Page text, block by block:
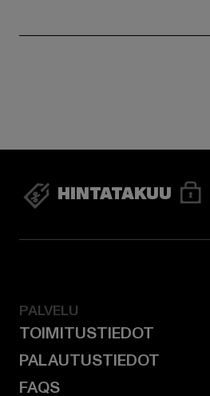
HINTATAKUU
PALVELU
TOIMITUSTIEDOT
PALAUTUSTIEDOT
FAQS